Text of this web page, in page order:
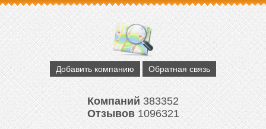
Добавить компанию Обратная связь
Компаний383352
Отзывов1096321